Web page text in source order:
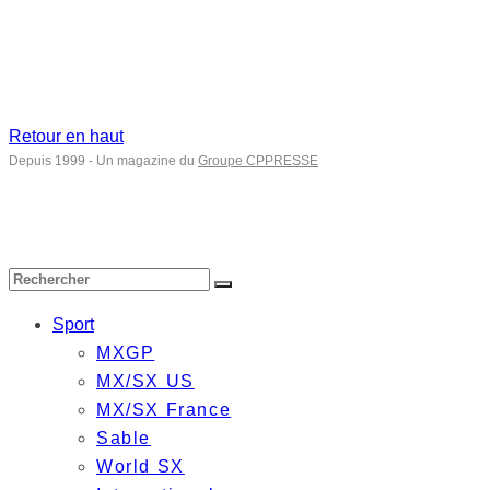
Retour en haut
Depuis 1999 - Un magazine du Groupe CPPRESSE
Sport
MXGP
MX/SX US
MX/SX France
Sable
World SX